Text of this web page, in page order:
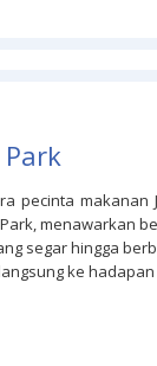
pecinta makanan
menawarkan
segar hingga
ke hadapan